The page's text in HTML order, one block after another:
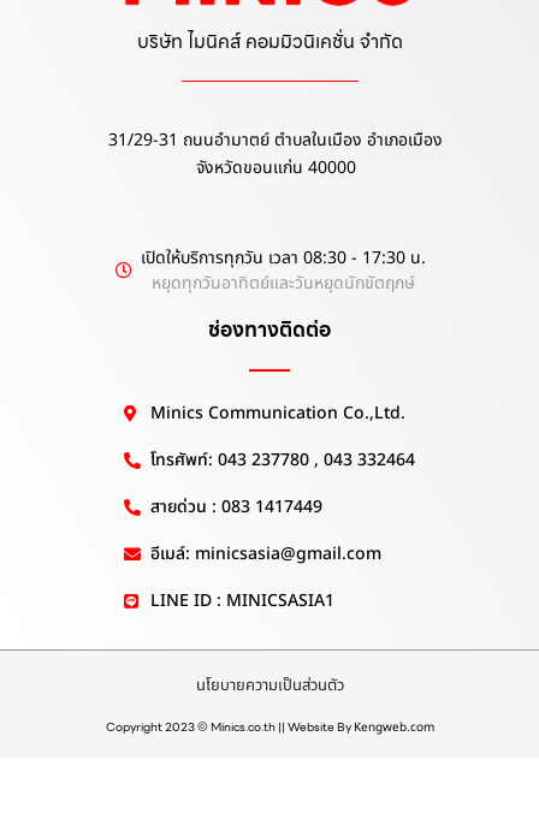
บริษัท ไมนิคส์ คอมมิวนิเคชั่น จำกัด
31/29-31 ถนนอำมาตย์ ตำบลในเมือง อำเภอเมือง
จังหวัดขอนแก่น 40000
เปิดให้บริการทุกวัน เวลา 08:30 - 17:30 น.
หยุดทุกวันอาทิตย์และวันหยุดนักขัตฤกษ์
ช่องทางติดต่อ
Minics Communication Co.,Ltd.
โทรศัพท์: 043 237780 , 043 332464
สายด่วน : 083 1417449
อีเมล์: minicsasia@gmail.com
LINE ID : MINICSASIA1
Copyright 2023 © Minics.co.th || Website By Kengweb.com
นโยบายความเป็นส่วนตัว